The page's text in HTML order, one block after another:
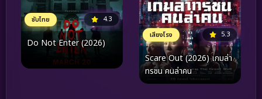
ซับไทย 4.3
Do Not Enter (2026)
เสียงโรง 5.3
Scare Out (2026) เกมล่า
ทรชน คนล่าคน